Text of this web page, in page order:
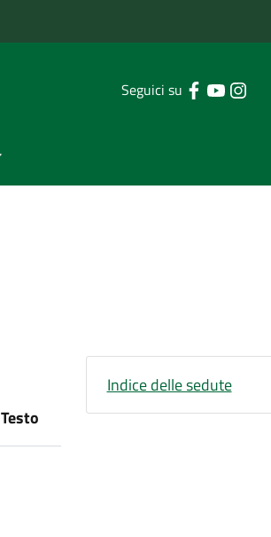
Seguici su
Testo
Indice delle sedute